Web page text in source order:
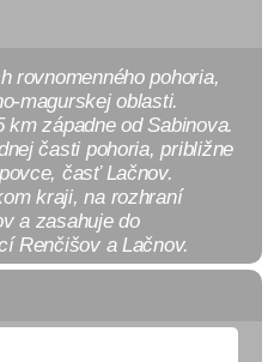
rovnomenného pohoria,
magurskej oblasti.
západne od Sabinova.
časti pohoria, približne
časť Lačnov.
kraji, na rozhraní
a zasahuje do
Renčišov a Lačnov.